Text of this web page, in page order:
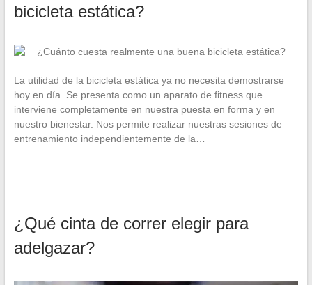
bicicleta estática?
La utilidad de la bicicleta estática ya no necesita demostrarse
hoy en día. Se presenta como un aparato de fitness que
interviene completamente en nuestra puesta en forma y en
nuestro bienestar. Nos permite realizar nuestras sesiones de
entrenamiento independientemente de la…
¿Qué cinta de correr elegir para
adelgazar?